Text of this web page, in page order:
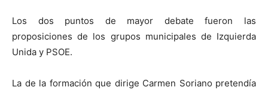
Los dos puntos de mayor debate fueron las
proposiciones de los grupos municipales de Izquierda
Unida y PSOE.
La de la formación que dirige Carmen Soriano pretendía